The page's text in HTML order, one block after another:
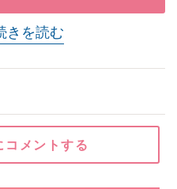
きを読む
コメントする